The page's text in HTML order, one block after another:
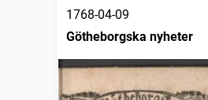
1768-04-09
Götheborgska nyheter